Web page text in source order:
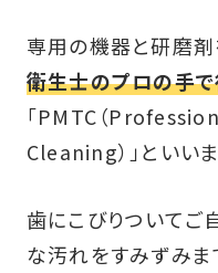
専用の機器と研磨剤
衛生士のプロの手
「PMTC（
Cleaning）」といいま
歯にこびりついてご
な汚れをすみずみま